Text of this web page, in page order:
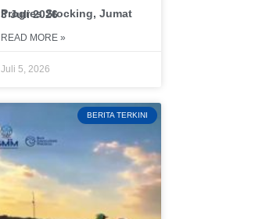
Progres Stocking, Jumat 3 Juli 2026
READ MORE »
Juli 5, 2026
BERITA TERKINI